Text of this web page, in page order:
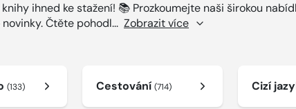
ihned ke stažení! 📚 Prozkoumejte naši širokou
Čtěte pohodl... Zobrazit více
(133) Cestování(714) Cizí